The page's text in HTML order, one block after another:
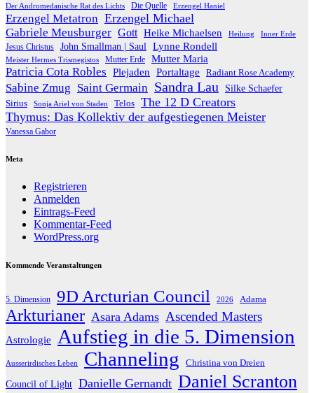
Der Andromedanische Rat des Lichts Die Quelle Erzengel Haniel
Erzengel Metatron Erzengel Michael
Gabriele Meusburger Gott Heike Michaelsen Heilung Inner Erde
Jesus Christus John Smallman | Saul Lynne Rondell
Meister Hermes Trismegistos Mutter Erde Mutter Maria
Patricia Cota Robles Plejaden Portaltage Radiant Rose Academy
Sabine Zmug Saint Germain Sandra Lau Silke Schaefer
Sirius Sonja Ariel von Staden Telos The 12 D Creators
Thymus: Das Kollektiv der aufgestiegenen Meister
Vanessa Gabor
Meta
Registrieren
Anmelden
Eintrags-Feed
Kommentar-Feed
WordPress.org
Kommende Veranstaltungen
5. Dimension 9D Arcturian Council 2026 Adama
Arkturianer Asara Adams Ascended Masters
Astrologie Aufstieg in die 5. Dimension
Ausserirdisches Leben Channeling Christina von Dreien
Council of Light Danielle Gernandt Daniel Scranton